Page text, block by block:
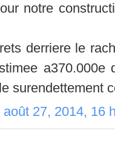
notre
derriere le
a370.000e
surendettement
août 27, 2014, 16